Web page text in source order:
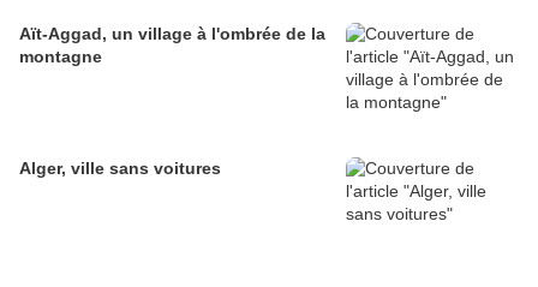
Aït-Aggad, un village à l'ombrée de la
montagne
Alger, ville sans voitures